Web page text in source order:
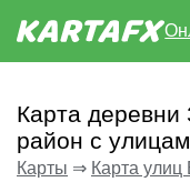
Карта деревни
район с
Карты ⇒ Карта улиц